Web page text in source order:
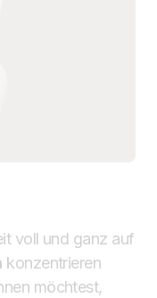
voll und ganz auf
konzentrieren
möchtest,